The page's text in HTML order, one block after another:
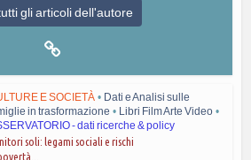
gli articoli dell'autore
E SOCIETÀ • Dati e Analisi sulle
in trasformazione • Libri Film Arte Video •
- dati ricerche & policy
soli: legami sociali e rischi